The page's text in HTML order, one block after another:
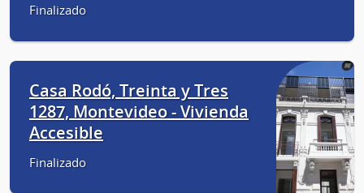
Finalizado
Casa Rodó, Treinta y Tres
1287, Montevideo - Vivienda
Accesible
Finalizado